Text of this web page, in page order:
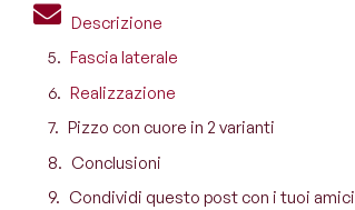
Descrizione
Fascia laterale
Realizzazione
Pizzo con cuore in 2 varianti
Conclusioni
Condividi questo post con i tuoi amici